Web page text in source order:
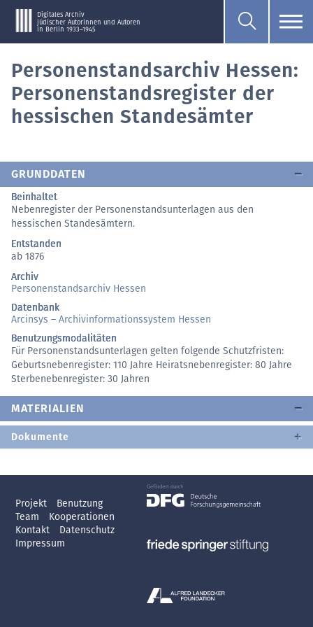
Digitales Archiv
jüdischer Autorinnen und Autoren
in Berlin 1933–1945
Personenstandsarchiv Hessen:
Personenstandsregister der
hessischen Standesämter
GRUNDDATEN
Beinhaltet
Nebenregister der Personenstandsunterlagen aus den
hessischen Standesämtern.
Entstanden
ab 1876
Archiv
Personenstandsarchiv Hessen
Datenbank
Arcinsys – Archivinformationssystem Hessen
Benutzungsmodalitäten
Für Personenstandsunterlagen gelten folgende Schutzfristen:
Geburtsnebenregister: 110 Jahre Heiratsnebenregister: 80 Jahre
Sterbenebenregister: 30 Jahren
MATERIALIEN
Dokumente
Projekt
Benutzung
Team
Kooperationen
Kontakt
Datenschutz
Impressum